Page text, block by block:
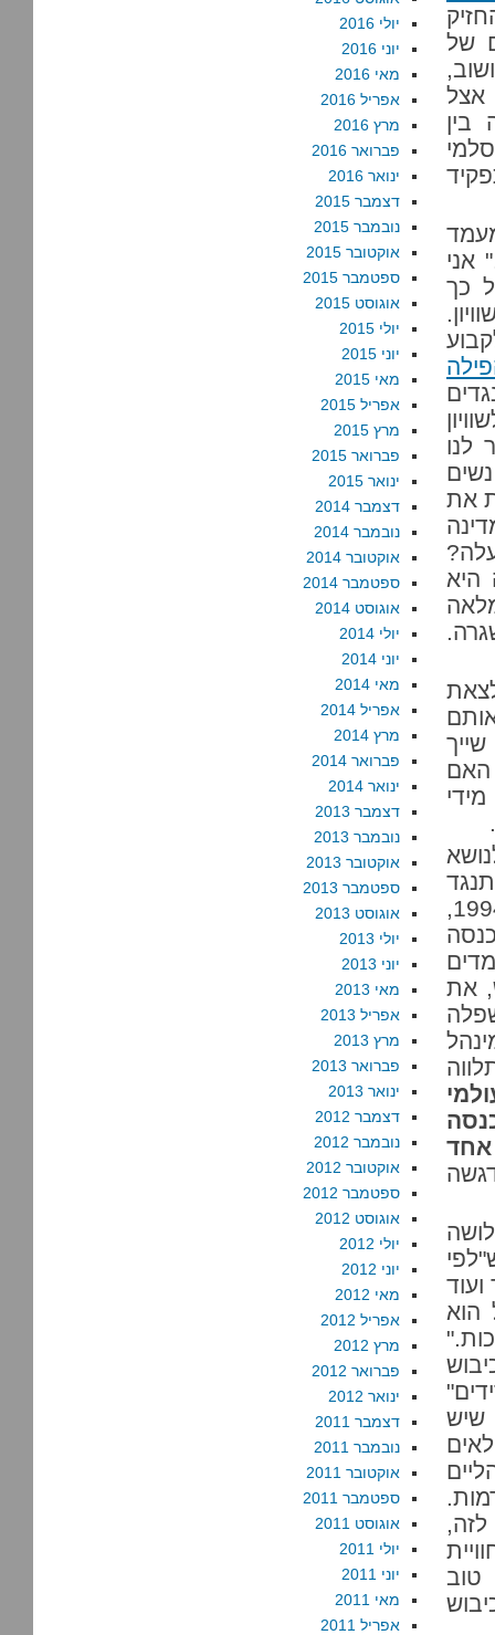
של
בין
אני
כך
לנו
את
היא
האם
לכיבוש הישראלי בשטחים, ובמיוחד להתנחלויות. ב-1994,
את
הוא
שיש
טוב
יולי 2016
יוני 2016
מאי 2016
אפריל 2016
מרץ 2016
פברואר 2016
ינואר 2016
דצמבר 2015
נובמבר 2015
אוקטובר 2015
ספטמבר 2015
אוגוסט 2015
יולי 2015
יוני 2015
מאי 2015
אפריל 2015
מרץ 2015
פברואר 2015
ינואר 2015
דצמבר 2014
נובמבר 2014
אוקטובר 2014
ספטמבר 2014
אוגוסט 2014
יולי 2014
יוני 2014
מאי 2014
אפריל 2014
מרץ 2014
פברואר 2014
ינואר 2014
דצמבר 2013
נובמבר 2013
אוקטובר 2013
ספטמבר 2013
אוגוסט 2013
יולי 2013
יוני 2013
מאי 2013
אפריל 2013
מרץ 2013
פברואר 2013
ינואר 2013
דצמבר 2012
נובמבר 2012
אוקטובר 2012
ספטמבר 2012
אוגוסט 2012
יולי 2012
יוני 2012
מאי 2012
אפריל 2012
מרץ 2012
פברואר 2012
ינואר 2012
דצמבר 2011
נובמבר 2011
אוקטובר 2011
ספטמבר 2011
אוגוסט 2011
יולי 2011
יוני 2011
מאי 2011
אפריל 2011